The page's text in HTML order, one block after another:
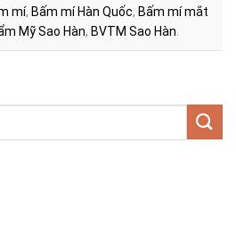
mí, Bấm mí Hàn Quốc, Bấm mí mắt
Mỹ Sao Hàn, BVTM Sao Hàn